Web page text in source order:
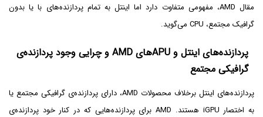
مقال AMD، مفهومی متفاوت دارد اما اینتل به تمام پردازنده‌های با یا بدون
گرافیک مجتمع، CPU می‌گوید.
پردازنده‌های اینتل و APUهای AMD و چرایی وجود پردازنده‌ی
گرافیکی مجتمع
پردازنده‌های اینتل برخلاف محصولات AMD، دارای پردازنده‌ی گرافیکی مجتمع یا
به اختصار iGPU هستند. AMD برای پردازنده‌هایی که در کنار خود پردازنده‌ی